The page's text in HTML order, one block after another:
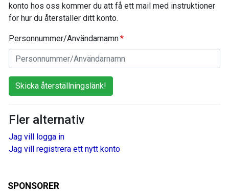
konto hos oss kommer du att få ett mail med instruktioner
för hur du återställer ditt konto.
Personnummer/Användarnamn
Skicka återställningslänk!
Fler alternativ
Jag vill logga in
Jag vill registrera ett nytt konto
SPONSORER